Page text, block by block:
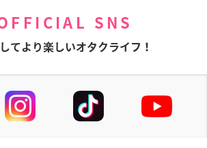
SNS
てより楽しいオタクライフ！